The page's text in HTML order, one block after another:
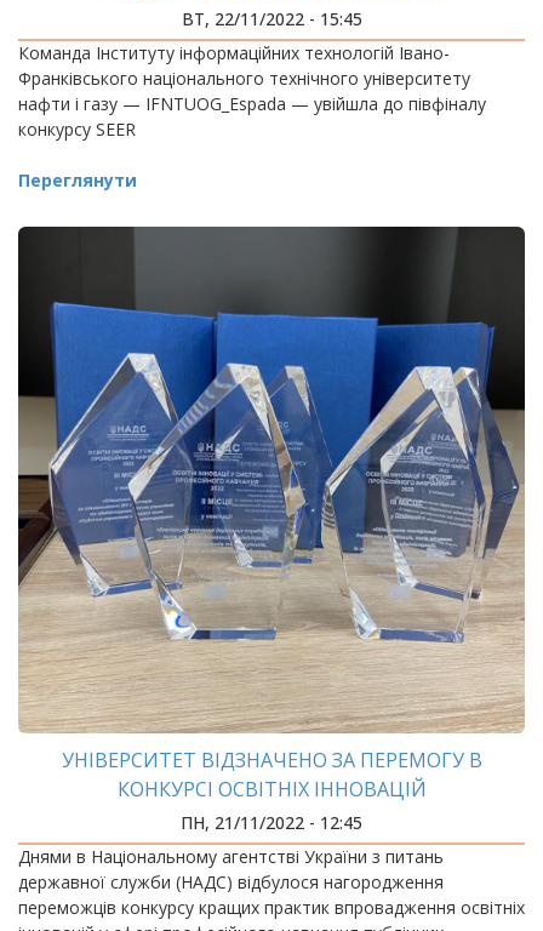
ПРОГРАМУВАННЯ ICPC
ВТ, 22/11/2022 - 15:45
Команда Інституту інформаційних технологій Івано-
Франківського національного технічного університету
нафти і газу — IFNTUOG_Espada — увійшла до півфіналу
конкурсу SEER
Переглянути
УНІВЕРСИТЕТ ВІДЗНАЧЕНО ЗА ПЕРЕМОГУ В
КОНКУРСІ ОСВІТНІХ ІННОВАЦІЙ
ПН, 21/11/2022 - 12:45
Днями в Національному агентстві України з питань
державної служби (НАДС) відбулося нагородження
переможців конкурсу кращих практик впровадження освітніх